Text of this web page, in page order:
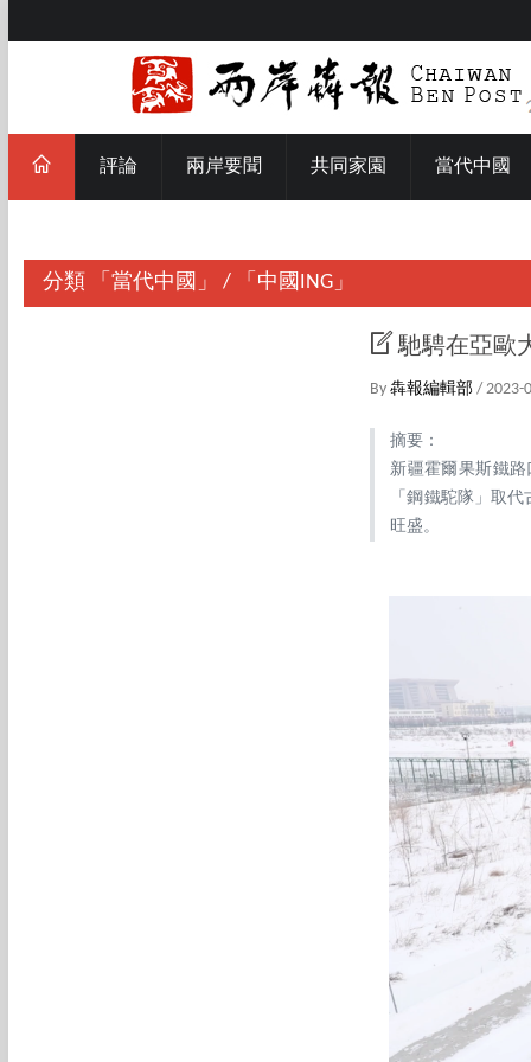
評論 兩岸要聞 共同家園 當代中國
分類 「當代中國」 / 「中國ING」
馳騁在亞歐
By 犇報編輯部 / 2023-
摘要：
新疆霍爾果斯鐵
「鋼鐵駝隊」取
旺盛。